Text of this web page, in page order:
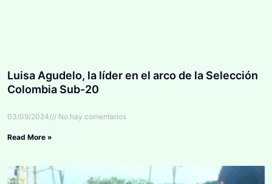
Luisa Agudelo, la líder en el arco de la Selección
Colombia Sub-20
03/09/2024 No hay comentarios
Read More »